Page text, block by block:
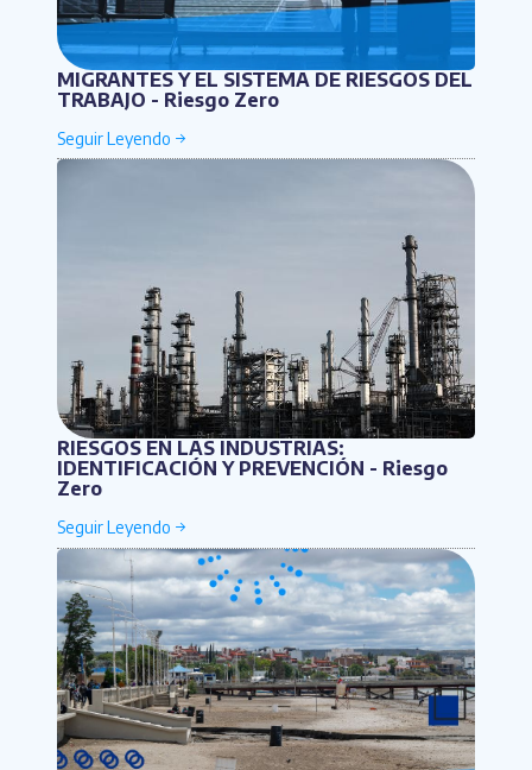
MIGRANTES Y EL SISTEMA DE RIESGOS DEL
TRABAJO - Riesgo Zero
RIESGOS EN LAS INDUSTRIAS:
IDENTIFICACIÓN Y PREVENCIÓN - Riesgo
Zero